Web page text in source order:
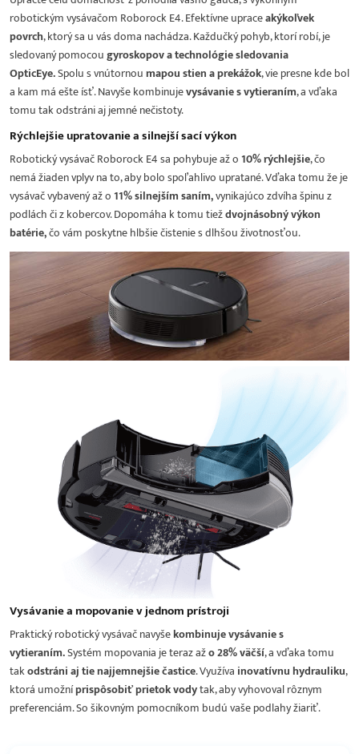
robotickým vysávačom Roborock E4. Efektívne upraceakýkoľvek
povrch, ktorý sa u vás doma nachádza. Každučký pohyb, ktorí robí, je
sledovaný pomocougyroskopov a technológie sledovania
OpticEye.Spolu s vnútornoumapou stien a prekážok, vie presne kde bol
a kam má ešte ísť. Navyše kombinujevysávanie s vytieraním, a vďaka
tomu tak odstráni aj jemné nečistoty.
Rýchlejšie upratovanie a silnejší sací výkon
Robotický vysávač Roborock E4 sa pohybuje až o10% rýchlejšie, čo
nemá žiaden vplyv na to, aby bolo spoľahlivo upratané. Vďaka tomu že je
vysávač vybavený až o11% silnejším saním,vynikajúco zdvíha špinu z
podlách či z kobercov. Dopomáha k tomu tieždvojnásobný výkon
batérie,čo vám poskytne hlbšie čistenie s dlhšou životnosťou.
Vysávanie a mopovanie v jednom prístroji
Praktický robotický vysávač navyšekombinuje vysávanie s
vytieraním.Systém mopovania je teraz ažo 28% väčší, a vďaka tomu
takodstráni aj tie najjemnejšie častice. Využíva inovatívnu hydrauliku,
ktorá umožníprispôsobiť prietok vodytak, aby vyhovoval rôznym
preferenciám. So šikovným pomocníkom budú vaše podlahy žiariť.